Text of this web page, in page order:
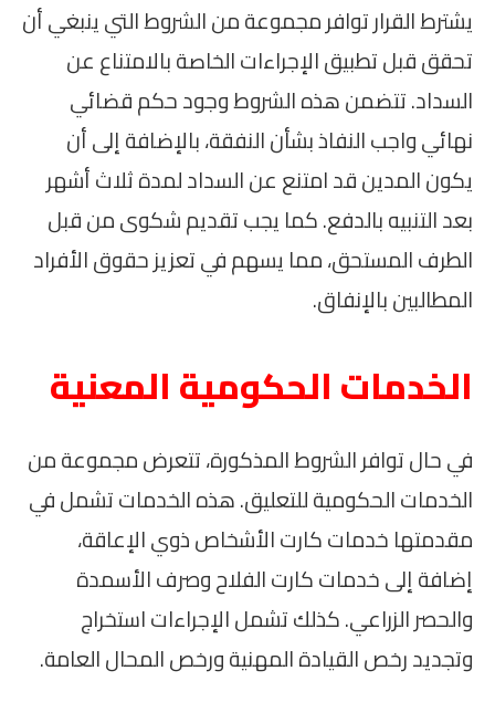
يشترط القرار توافر مجموعة من الشروط التي ينبغي أن
تحقق قبل تطبيق الإجراءات الخاصة بالامتناع عن
السداد. تتضمن هذه الشروط وجود حكم قضائي
نهائي واجب النفاذ بشأن النفقة، بالإضافة إلى أن
يكون المدين قد امتنع عن السداد لمدة ثلاث أشهر
بعد التنبيه بالدفع. كما يجب تقديم شكوى من قبل
الطرف المستحق، مما يسهم في تعزيز حقوق الأفراد
المطالبين بالإنفاق.
الخدمات الحكومية المعنية
في حال توافر الشروط المذكورة، تتعرض مجموعة من
الخدمات الحكومية للتعليق. هذه الخدمات تشمل في
مقدمتها خدمات كارت الأشخاص ذوي الإعاقة،
إضافة إلى خدمات كارت الفلاح وصرف الأسمدة
والحصر الزراعي. كذلك تشمل الإجراءات استخراج
وتجديد رخص القيادة المهنية ورخص المحال العامة.